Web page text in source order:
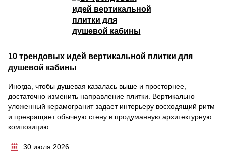
10 трендовых идей вертикальной плитки для
душевой кабины
Иногда, чтобы душевая казалась выше и просторнее,
достаточно изменить направление плитки. Вертикально
уложенный керамогранит задает интерьеру восходящий ритм
и превращает обычную стену в продуманную архитектурную
композицию.
30 июля 2026